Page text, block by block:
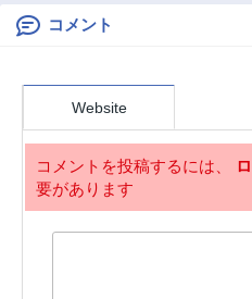
第180話
第178話
1ヶ月前
第176話
1ヶ月前
第174話
コメント
Website
コメントを投稿するには、
要があります